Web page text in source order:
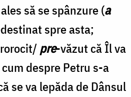
să se spânzure (a
spre asta;
pre-văzut că Îl va
despre Petru s-a
se va lepăda de Dânsul